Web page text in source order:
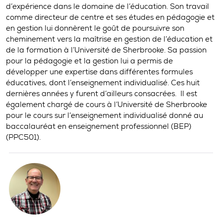
d’expérience dans le domaine de l’éducation. Son travail
comme directeur de centre et ses études en pédagogie et
en gestion lui donnèrent le goût de poursuivre son
cheminement vers la maîtrise en gestion de l’éducation et
de la formation à l’Université de Sherbrooke. Sa passion
pour la pédagogie et la gestion lui a permis de
développer une expertise dans différentes formules
éducatives, dont l’enseignement individualisé. Ces huit
dernières années y furent d’ailleurs consacrées. Il est
également chargé de cours à l’Université de Sherbrooke
pour le cours sur l’enseignement individualisé donné au
baccalauréat en enseignement professionnel (BEP)
(PPC501).